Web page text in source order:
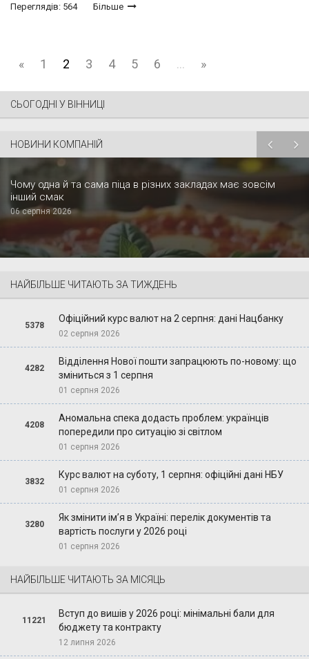
Переглядів: 564 Більше
« 1 2 3 4 5 6 ... »
СЬОГОДНІ У ВІННИЦІ
НОВИНИ КОМПАНІЙ
Чому одна й та сама піца в різних закладах має зовсім
інший смак
06 серпня 2026
НАЙБІЛЬШЕ ЧИТАЮТЬ ЗА ТИЖДЕНЬ
5378
Офіційний курс валют на 2 серпня: дані Нацбанку
02 серпня 2026
4282
Відділення Нової пошти запрацюють по-новому: що
зміниться з 1 серпня
01 серпня 2026
4208
Аномальна спека додасть проблем: українців
попередили про ситуацію зі світлом
01 серпня 2026
3832
Курс валют на суботу, 1 серпня: офіційні дані НБУ
01 серпня 2026
3280
Як змінити ім’я в Україні: перелік документів та
вартість послуги у 2026 році
01 серпня 2026
НАЙБІЛЬШЕ ЧИТАЮТЬ ЗА МІСЯЦЬ
11221
Вступ до вишів у 2026 році: мінімальні бали для
бюджету та контракту
12 липня 2026